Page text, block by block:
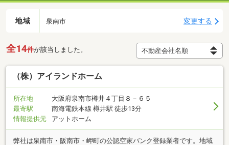
地域 泉南市 変更する
全14件が該当しました。
（株）アイランドホーム
所在地
大阪府泉南市樽井４丁目８－６５
最寄駅
南海電鉄本線 樽井駅 徒歩13分
情報提供元
アットホーム
弊社は泉南市・阪南市・岬町の公認空家バンク登録業者です。地域